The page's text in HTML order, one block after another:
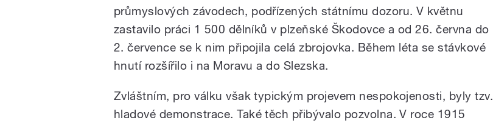
průmyslových závodech, podřízených státnímu dozoru. V květnu
zastavilo práci 1 500 dělníků v plzeňské Škodovce a od 26. června do
2. července se k nim připojila celá zbrojovka. Během léta se stávkové
hnutí rozšířilo i na Moravu a do Slezska.
Zvláštním, pro válku však typickým projevem nespokojenosti, byly tzv.
hladové demonstrace. Také těch přibývalo pozvolna. V roce 1915